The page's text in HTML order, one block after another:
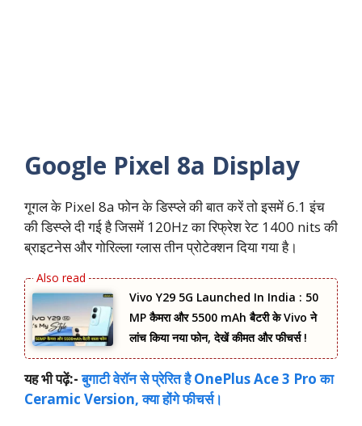
Google Pixel 8a Display
गूगल के Pixel 8a फोन के डिस्प्ले की बात करें तो इसमें 6.1 इंच
की डिस्प्ले दी गई है जिसमें 120Hz का रिफ्रेश रेट 1400 nits की
ब्राइटनेस और गोरिल्ला ग्लास तीन प्रोटेक्शन दिया गया है।
Vivo Y29 5G Launched In India : 50
MP कैमरा और 5500 mAh बैटरी के Vivo ने
लांच किया नया फोन, देखें कीमत और फीचर्स !
यह भी पढ़ें:-बुगाटी वेरॉन से प्रेरित है OnePlus Ace 3 Pro का
Ceramic Version, क्या होंगे फीचर्स।